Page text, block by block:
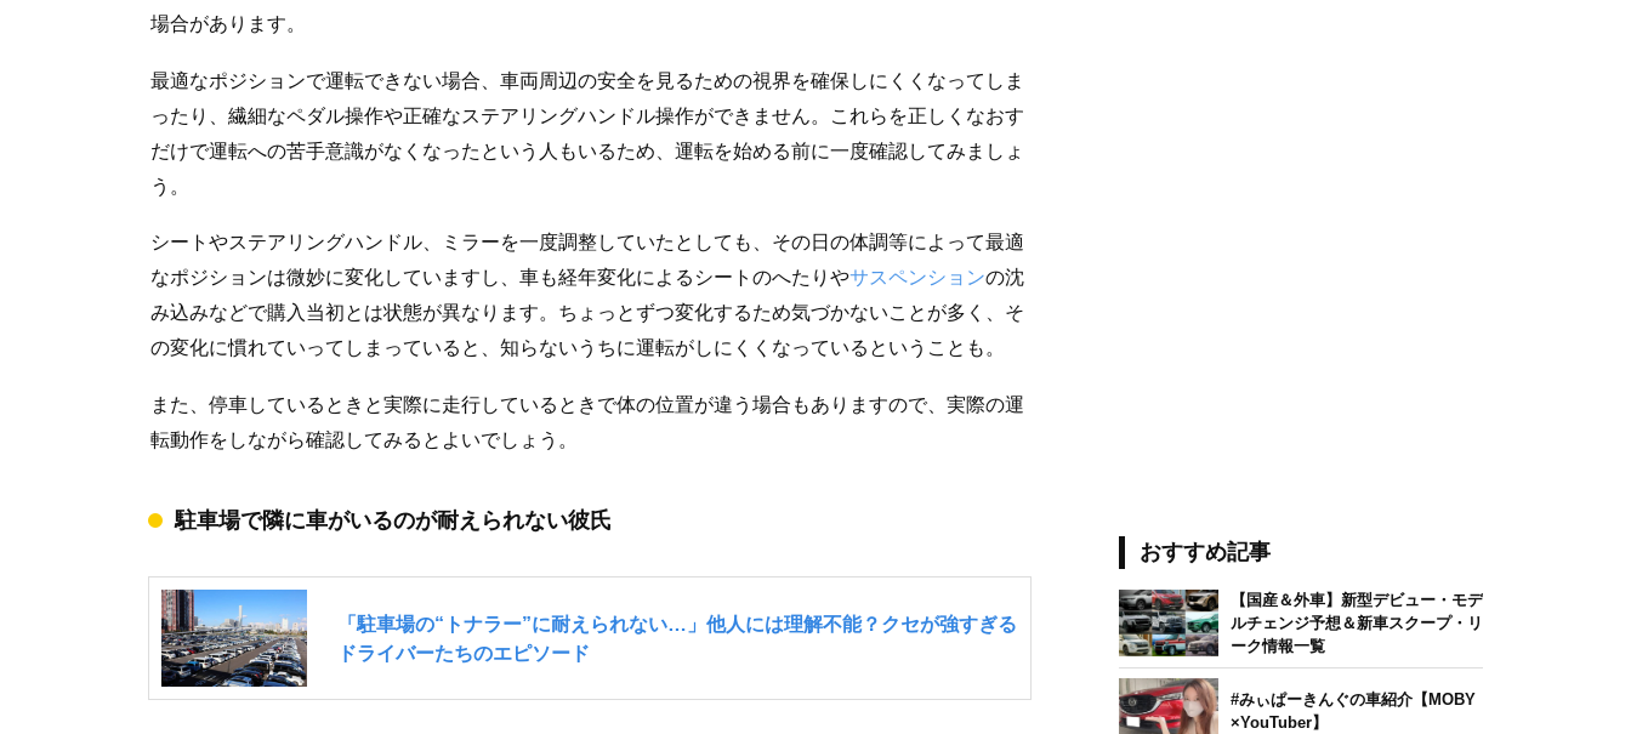
場合があります。
最適なポジションで運転できない場合、車両周辺の安全を見るための視界を確保しにくくなってしま
ったり、繊細なペダル操作や正確なステアリングハンドル操作ができません。これらを正しくなおす
だけで運転への苦手意識がなくなったという人もいるため、運転を始める前に一度確認してみましょ
う。
シートやステアリングハンドル、ミラーを一度調整していたとしても、その日の体調等によって最適
なポジションは微妙に変化していますし、車も経年変化によるシートのへたりやサスペンションの沈
み込みなどで購入当初とは状態が異なります。ちょっとずつ変化するため気づかないことが多く、そ
の変化に慣れていってしまっていると、知らないうちに運転がしにくくなっているということも。
また、停車しているときと実際に走行しているときで体の位置が違う場合もありますので、実際の運
転動作をしながら確認してみるとよいでしょう。
駐車場で隣に車がいるのが耐えられない彼氏
おすすめ記事
【国産＆外車】新型デビュー・モデ
ルチェンジ予想＆新車スクープ・リ
ーク情報一覧
#みぃぱーきんぐの車紹介【MOBY
×YouTuber】